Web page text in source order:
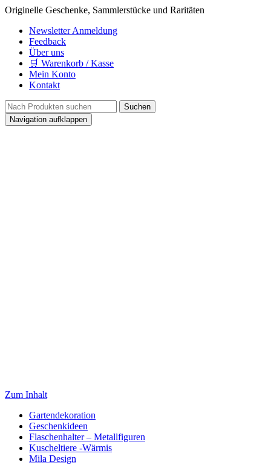
Originelle Geschenke, Sammlerstücke und Raritäten
Newsletter Anmeldung
Feedback
Über uns
🛒 Warenkorb / Kasse
Mein Konto
Kontakt
Navigation aufklappen
Zum Inhalt
Gartendekoration
Geschenkideen
Flaschenhalter – Metallfiguren
Kuscheltiere -Wärmis
Mila Design